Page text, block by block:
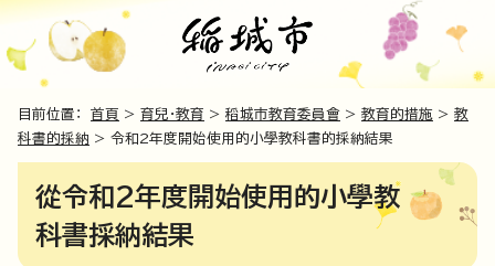
目前位置： 首頁 > 育兒・教育 > 稻城市教育委員會 > 教育的措施 > 教
科書的採納 > 令和2年度開始使用的小學教科書的採納結果
從令和2年度開始使用的小學教
科書採納結果